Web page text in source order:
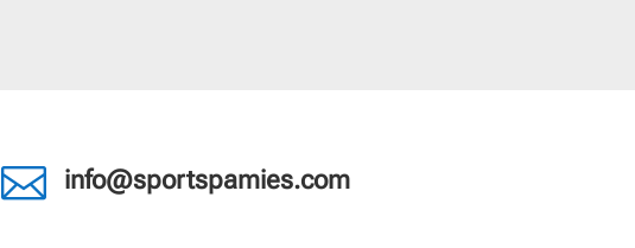
 info@sportspamies.com